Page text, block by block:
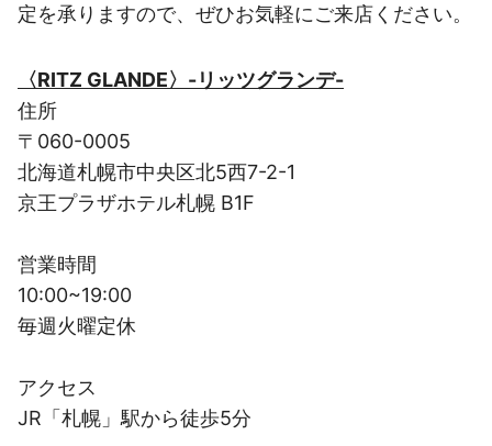
定を承りますので、ぜひお気軽にご来店ください。
〈RITZ GLANDE〉-リッツグランデ-
住所
〒060-0005
北海道札幌市中央区北5西7-2-1
京王プラザホテル札幌 B1F
営業時間
10:00~19:00
毎週火曜定休
アクセス
JR「札幌」駅から徒歩5分